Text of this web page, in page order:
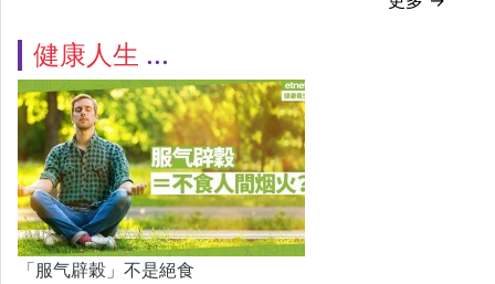
健康人生
「服气辟穀」不是絕食